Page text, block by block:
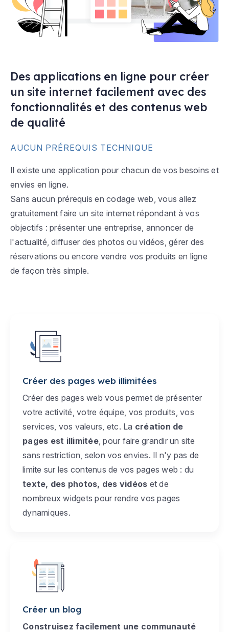
Des applications en ligne pour créer
un site internet facilement avec des
fonctionnalités et des contenus web
de qualité
AUCUN PRÉREQUIS TECHNIQUE
Il existe une application pour chacun de vos besoins et
envies en ligne.
Sans aucun prérequis en codage web, vous allez
gratuitement faire un site internet répondant à vos
objectifs : présenter une entreprise, annoncer de
l'actualité, diffuser des photos ou vidéos, gérer des
réservations ou encore vendre vos produits en ligne
de façon très simple.
Créer des pages web illimitées
Créer des pages web vous permet de présenter
votre activité, votre équipe, vos produits, vos
services, vos valeurs, etc. La création de
pages est illimitée, pour faire grandir un site
sans restriction, selon vos envies. Il n'y pas de
limite sur les contenus de vos pages web : du
texte, des photos, des vidéos et de
nombreux widgets pour rendre vos pages
dynamiques.
Créer un blog
Construisez facilement une communauté